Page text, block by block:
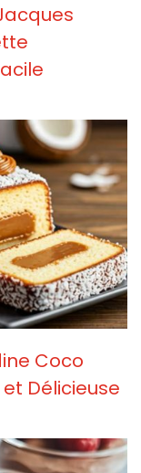
Coco
Délicieuse